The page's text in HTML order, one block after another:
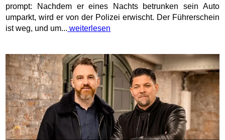
prompt: Nachdem er eines Nachts betrunken sein Auto
umparkt, wird er von der Polizei erwischt. Der Führerschein
ist weg, und um... weiterlesen